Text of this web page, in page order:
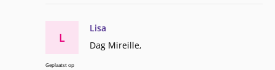
Lisa
Dag Mireille,
L
Geplaatst op